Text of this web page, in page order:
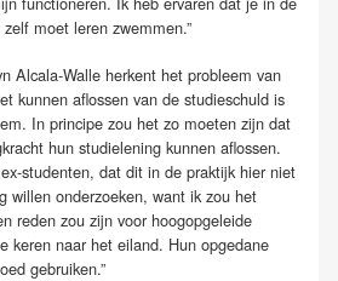
moet leren zwemmen.”
Alcala-Walle herkent het probleem van
kunnen aflossen van de studieschuld is
In principe zou het zo moeten zijn dat
hun studielening kunnen aflossen.
studenten, dat dit in de praktijk hier niet
willen onderzoeken, want ik zou het
reden zou zijn voor hoogopgeleide
keren naar het eiland. Hun opgedane
gebruiken.”